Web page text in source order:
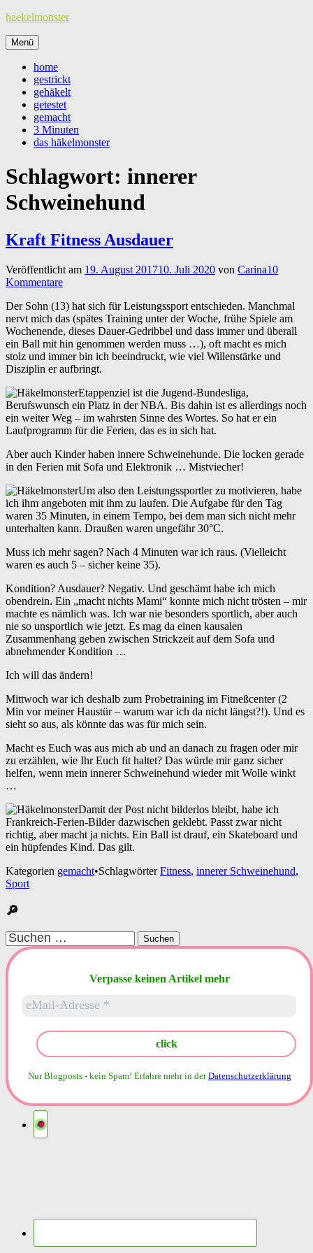
Zum
springen
haekelmonster
Menü
home
gestrickt
gehäkelt
getestet
gemacht
3 Minuten
das häkelmonster
Schlagwort: innerer
Schweinehund
Kraft Fitness Ausdauer
Veröffentlicht am 19. August 201710. Juli 2020 von Carina10
Kommentare
Der Sohn (13) hat sich für Leistungssport entschieden. Manchmal
nervt mich das (spätes Training unter der Woche, frühe Spiele am
Wochenende, dieses Dauer-Gedribbel und dass immer und überall
ein Ball mit hin genommen werden muss …), oft macht es mich
stolz und immer bin ich beeindruckt, wie viel Willenstärke und
Disziplin er aufbringt.
Etappenziel ist die Jugend-Bundesliga,
Berufswunsch ein Platz in der NBA. Bis dahin ist es allerdings noch
ein weiter Weg – im wahrsten Sinne des Wortes. So hat er ein
Laufprogramm für die Ferien, das es in sich hat.
Aber auch Kinder haben innere Schweinehunde. Die locken gerade
in den Ferien mit Sofa und Elektronik … Mistviecher!
Um also den Leistungssportler zu motivieren, habe
ich ihm angeboten mit ihm zu laufen. Die Aufgabe für den Tag
waren 35 Minuten, in einem Tempo, bei dem man sich nicht mehr
unterhalten kann. Draußen waren ungefähr 30°C.
Muss ich mehr sagen? Nach 4 Minuten war ich raus. (Vielleicht
waren es auch 5 – sicher keine 35).
Kondition? Ausdauer? Negativ. Und geschämt habe ich mich
obendrein. Ein „macht nichts Mami“ konnte mich nicht trösten – mir
machte es nämlich was. Ich war nie besonders sportlich, aber auch
nie so unsportlich wie jetzt. Es mag da einen kausalen
Zusammenhang geben zwischen Strickzeit auf dem Sofa und
abnehmender Kondition …
Ich will das ändern!
Mittwoch war ich deshalb zum Probetraining im Fitneßcenter (2
Min vor meiner Haustür – warum war ich da nicht längst?!). Und es
sieht so aus, als könnte das was für mich sein.
Macht es Euch was aus mich ab und an danach zu fragen oder mir
zu erzählen, wie Ihr Euch fit haltet? Das würde mir ganz sicher
helfen, wenn mein innerer Schweinehund wieder mit Wolle winkt
…
Damit der Post nicht bilderlos bleibt, habe ich
Frankreich-Ferien-Bilder dazwischen geklebt. Passt zwar nicht
richtig, aber macht ja nichts. Ein Ball ist drauf, ein Skateboard und
ein hüpfendes Kind. Das gilt.
Kategorien gemacht•SchlagwörterFitness, innerer Schweinehund,
Sport
🔎
Suchen
nach:
Verpasse keinen Artikel mehr
Nur Blogposts - kein Spam! Erfahre mehr in derDatenschutzerklärung